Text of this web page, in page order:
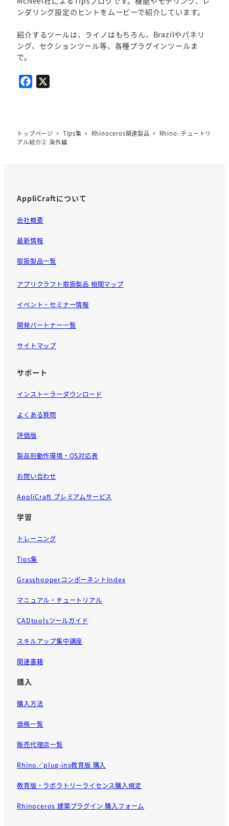
ンダリング設定のヒントをムービーで紹介しています。
紹介するツールは、ライノはもちろん、Brazilやパネリ
ング、セクションツール等、各種プラグインツールま
で。
b
o
トップページ Tips集 Rhinoceros関連製品
Rhino: チュートリ
アル紹介② 海外編
AppliCraftについて
会社概要
最新情報
取扱製品一覧
アプリクラフト取扱製品 相関マップ
イベント・セミナー情報
開発パートナー一覧
サイトマップ
サポート
インストーラーダウンロード
よくある質問
評価版
製品別動作環境・OS対応表
お問い合わせ
AppliCraft プレミアムサービス
学習
トレーニング
Tips集
GrasshopperコンポーネントIndex
マニュアル・チュートリアル
CADtoolsツールガイド
スキルアップ集中講座
関連書籍
購入
購入方法
価格一覧
販売代理店一覧
Rhino／plug-ins教育版 購入
教育版・ラボラトリーライセンス購入規定
Rhinoceros 建築プラグイン 購入フォーム